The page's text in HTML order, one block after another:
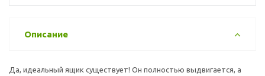
Описание
Да, идеальный ящик существует! Он полностью выдвигается, а